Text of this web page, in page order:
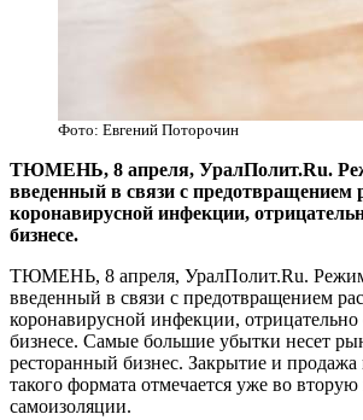
Фото: Евгений Поторочин
​ТЮМЕНЬ, 8 апреля, УралПолит.Ru.
введенный в связи с предотвращением
коронавирусной инфекции,
бизнесе.
ТЮМЕНЬ, 8 апреля, УралПолит.Ru.
введенный в связи с предотвращением
коронавирусной инфекции, отрицательно
бизнесе. Самые большие убытки несет
ресторанный бизнес. Закрытие и продажа
такого формата отмечается уже во
самоизоляции.